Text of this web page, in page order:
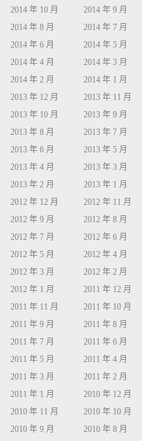
2014 年 10 月
2014 年 9 月
2014 年 8 月
2014 年 7 月
2014 年 6 月
2014 年 5 月
2014 年 4 月
2014 年 3 月
2014 年 2 月
2014 年 1 月
2013 年 12 月
2013 年 11 月
2013 年 10 月
2013 年 9 月
2013 年 8 月
2013 年 7 月
2013 年 6 月
2013 年 5 月
2013 年 4 月
2013 年 3 月
2013 年 2 月
2013 年 1 月
2012 年 12 月
2012 年 11 月
2012 年 9 月
2012 年 8 月
2012 年 7 月
2012 年 6 月
2012 年 5 月
2012 年 4 月
2012 年 3 月
2012 年 2 月
2012 年 1 月
2011 年 12 月
2011 年 11 月
2011 年 10 月
2011 年 9 月
2011 年 8 月
2011 年 7 月
2011 年 6 月
2011 年 5 月
2011 年 4 月
2011 年 3 月
2011 年 2 月
2011 年 1 月
2010 年 12 月
2010 年 11 月
2010 年 10 月
2010 年 9 月
2010 年 8 月